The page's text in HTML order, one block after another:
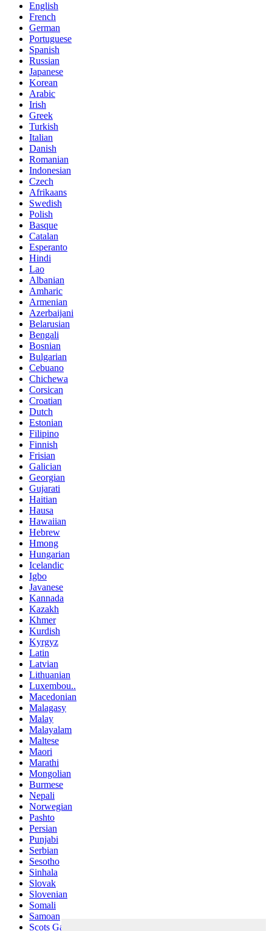
English
French
German
Portuguese
Spanish
Russian
Japanese
Korean
Arabic
Irish
Greek
Turkish
Italian
Danish
Romanian
Indonesian
Czech
Afrikaans
Swedish
Polish
Basque
Catalan
Esperanto
Hindi
Lao
Albanian
Amharic
Armenian
Azerbaijani
Belarusian
Bengali
Bosnian
Bulgarian
Cebuano
Chichewa
Corsican
Croatian
Dutch
Estonian
Filipino
Finnish
Frisian
Galician
Georgian
Gujarati
Haitian
Hausa
Hawaiian
Hebrew
Hmong
Hungarian
Icelandic
Igbo
Javanese
Kannada
Kazakh
Khmer
Kurdish
Kyrgyz
Latin
Latvian
Lithuanian
Luxembou..
Macedonian
Malagasy
Malay
Malayalam
Maltese
Maori
Marathi
Mongolian
Burmese
Nepali
Norwegian
Pashto
Persian
Punjabi
Serbian
Sesotho
Sinhala
Slovak
Slovenian
Somali
Samoan
Scots Gaelic